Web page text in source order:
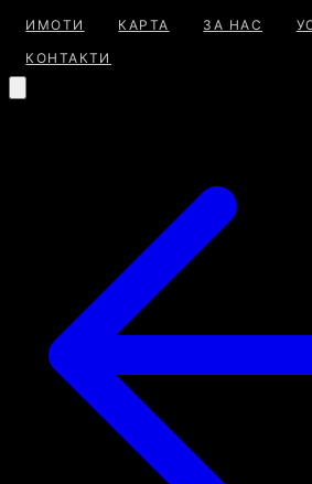
ИМОТИ КАРТА ЗА НАС
КОНТАКТИ